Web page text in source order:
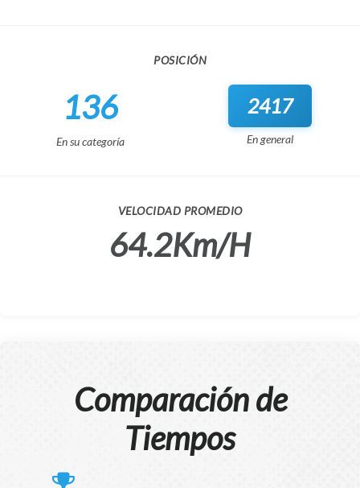
POSICIÓN
136
En su categoría
2417
En general
VELOCIDAD PROMEDIO
64.2Km/H
Comparación de
Tiempos